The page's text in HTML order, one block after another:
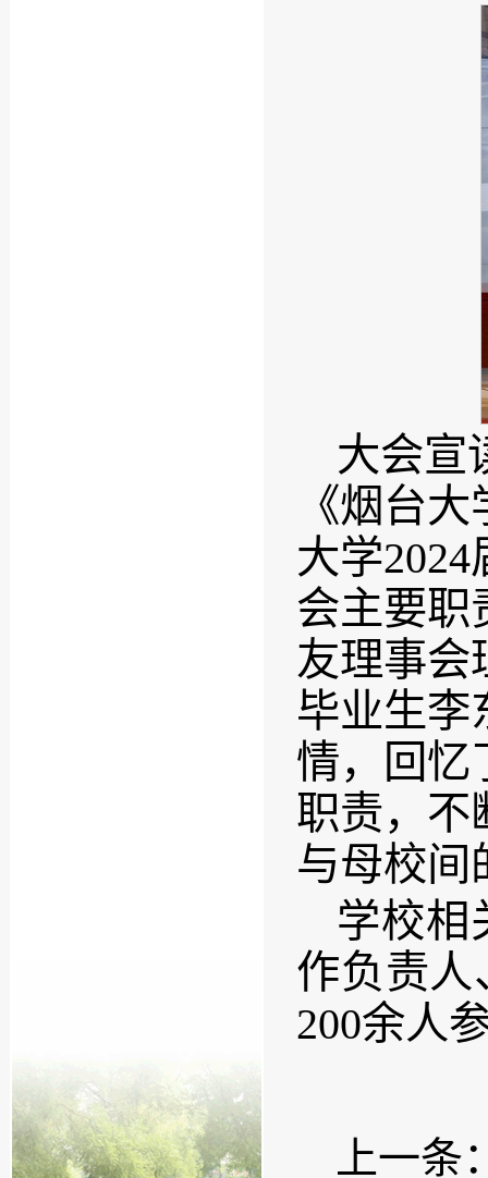
大会宣
《烟台
大学
会主要职
友理事会
毕业生李
情，回忆
职责，不
与母校间
学校相
作负责人
200余人
上一条